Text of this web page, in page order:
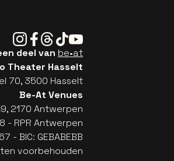
Instagram
Facebook
Threads
TiktokYoutube
deel van be•at
Theater Hasselt
70, 3500 Hasselt
Be-At Venues
2170 Antwerpen
- RPR Antwerpen
- BIC: GEBABEBB
voorbehouden